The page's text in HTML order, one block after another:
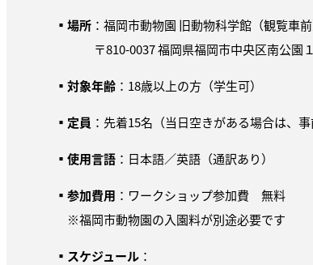
▪ 場所 ：福岡市動物園 旧動物科学館（観覧車
〒810-0037 福岡県福岡市中央区南公園
▪ 対象年齢 ：18歳以上の方（学生可）
▪ 定員 ：先着15名（当日空きがある場合は、
▪ 使用言語 ：日本語／英語（通訳あり）
▪ 参加費用 ：ワークショップ参加費 無料
※福岡市動物園の入園料が別途必要です
▪ スケジュール ：